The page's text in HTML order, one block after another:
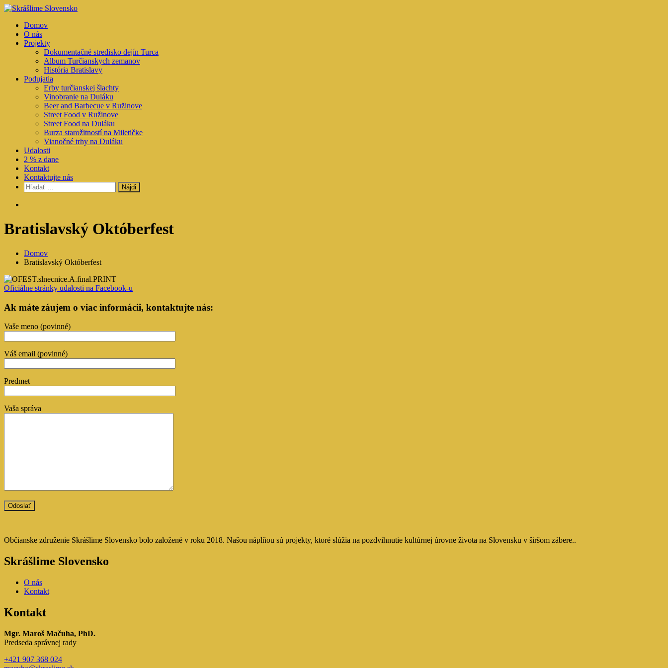
Prejsť
obsah
Skrášlime Slovensko
Domov
O nás
Projekty
Dokumentačné stredisko dejín Turca
Album Turčianskych zemanov
História Bratislavy
Podujatia
Erby turčianskej šlachty
Vinobranie na Duláku
Beer and Barbecue v Ružinove
Street Food v Ružinove
Street Food na Duláku
Burza starožitností na Miletičke
Vianočné trhy na Duláku
Udalosti
2 % z dane
Kontakt
Kontaktujte nás
Hľadať:
Bratislavský Októberfest
Domov
Bratislavský Októberfest
Oficiálne stránky udalosti na Facebook-u​
Ak máte záujem o viac informácii, kontaktujte nás:
Vaše meno (povinné)
Váš email (povinné)
Predmet
Vaša správa
Občianske združenie Skrášlime Slovensko bolo založené v roku 2018. Našou náplňou sú projekty, ktoré slúžia na pozdvihnutie kultúrnej úrovne života na Slovensku v širšom zábere..
Skrášlime Slovensko
O nás
Kontakt
Kontakt
Mgr. Maroš Mačuha, PhD.
Predseda správnej rady
+421 907 368 024